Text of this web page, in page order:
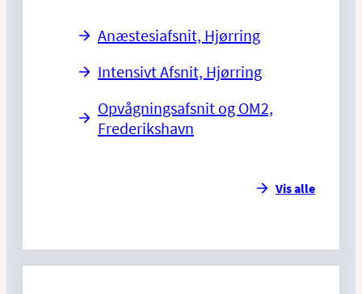
Anæstesiafsnit, Hjørring
Intensivt Afsnit, Hjørring
Opvågningsafsnit og OM2,
Frederikshavn
Vis alle